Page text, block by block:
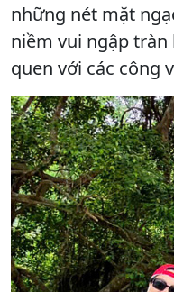
những nét mặt
niềm vui ngập tràn
quen với các công